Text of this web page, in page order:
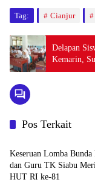
Tag: Cianjur
Delapan
Kemarin,
Pos Terkait
HOME
Keseruan Lomba Bunda
dan Guru TK Siabu
HUT RI ke-81
HOME